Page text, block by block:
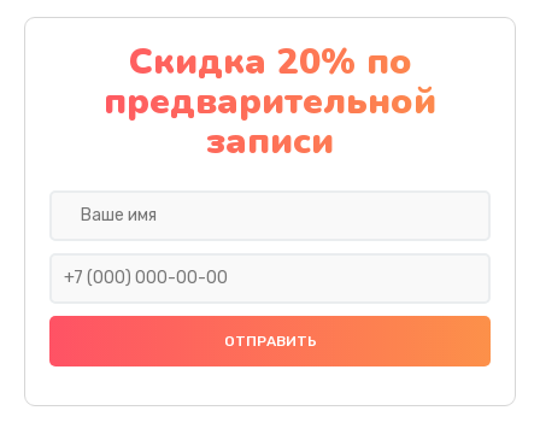
Заказать
Чистка от пыли
1060 руб.
Заказать
Ремонт подсветки
Скидка 20% по
предварительной
записи